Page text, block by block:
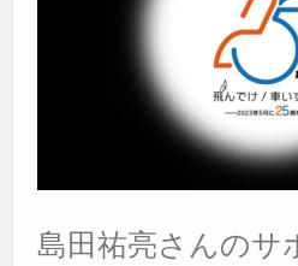
島田祐亮さんのサ